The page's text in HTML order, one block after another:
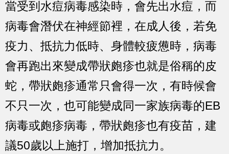
當受到水痘病毒感染時，會先出水痘，而
病毒會潛伏在神經節裡，在成人後，若免
疫力、抵抗力低時、身體較疲憊時，病毒
會再跑出來變成帶狀皰疹也就是俗稱的皮
蛇，帶狀皰疹通常只會得一次，有時候會
不只一次，也可能變成同一家族病毒的EB
病毒或皰疹病毒，帶狀皰疹也有疫苗，建
議50歲以上施打，增加抵抗力。